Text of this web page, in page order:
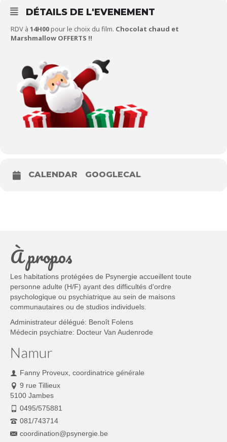
DÉTAILS DE L'EVENEMENT
RDV à 14H00pour le choix du film. Chocolat chaud et
Marshmallow OFFERTS !!
CALENDAR GOOGLECAL
À propos
Les habitations protégées de Psynergie accueillent toute
personne adulte (H/F) ayant des difficultés d'ordre
psychologique ou psychiatrique au sein de maisons
communautaires ou de studios individuels.
Administrateur délégué: Benoît Folens
Médecin psychiatre: Docteur Van Audenrode
Namur
Fanny Proveux, coordinatrice générale
9 rue Tillieux
5100 Jambes
0495/575881
081/743714
coordination@psynergie.be